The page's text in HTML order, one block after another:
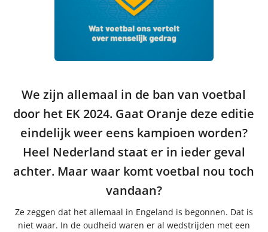
We zijn allemaal in de ban van voetbal
door het EK 2024. Gaat Oranje deze editie
eindelijk weer eens kampioen worden?
Heel Nederland staat er in ieder geval
achter. Maar waar komt voetbal nou toch
vandaan?
Ze zeggen dat het allemaal in Engeland is begonnen. Dat is
niet waar. In de oudheid waren er al wedstrijden met een